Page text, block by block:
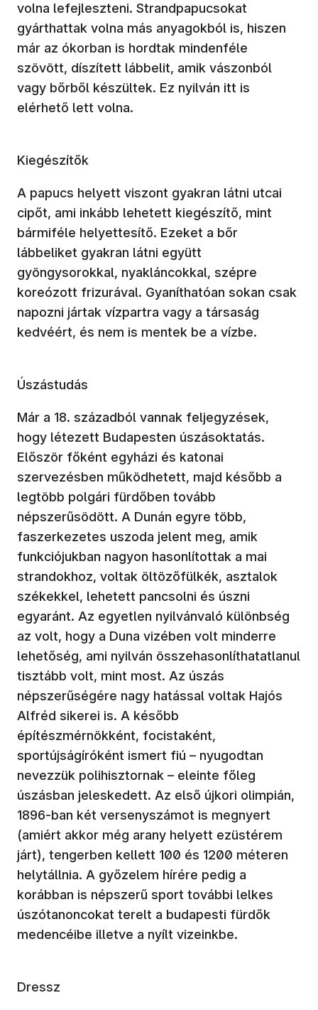
volna lefejleszteni. Strandpapucsokat
gyárthattak volna más anyagokból is, hiszen
már az ókorban is hordtak mindenféle
szövött, díszített lábbelit, amik vászonból
vagy bőrből készültek. Ez nyilván itt is
elérhető lett volna.
Kiegészítők
A papucs helyett viszont gyakran látni utcai
cipőt, ami inkább lehetett kiegészítő, mint
bármiféle helyettesítő. Ezeket a bőr
lábbeliket gyakran látni együtt
gyöngysorokkal, nyakláncokkal, szépre
koreózott frizurával. Gyaníthatóan sokan csak
napozni jártak vízpartra vagy a társaság
kedvéért, és nem is mentek be a vízbe.
Úszástudás
Már a 18. századból vannak feljegyzések,
hogy létezett Budapesten úszásoktatás.
Először főként egyházi és katonai
szervezésben működhetett, majd később a
legtöbb polgári fürdőben tovább
népszerűsödött. A Dunán egyre több,
faszerkezetes uszoda jelent meg, amik
funkciójukban nagyon hasonlítottak a mai
strandokhoz, voltak öltözőfülkék, asztalok
székekkel, lehetett pancsolni és úszni
egyaránt. Az egyetlen nyilvánvaló különbség
az volt, hogy a Duna vizében volt minderre
lehetőség, ami nyilván összehasonlíthatatlanul
tisztább volt, mint most. Az úszás
népszerűségére nagy hatással voltak Hajós
Alfréd sikerei is. A később
építészmérnökként, focistaként,
sportújságíróként ismert fiú – nyugodtan
nevezzük polihisztornak – eleinte főleg
úszásban jeleskedett. Az első újkori olimpián,
1896-ban két versenyszámot is megnyert
(amiért akkor még arany helyett ezüstérem
járt), tengerben kellett 100 és 1200 méteren
helytállnia. A győzelem hírére pedig a
korábban is népszerű sport további lelkes
úszótanoncokat terelt a budapesti fürdők
medencéibe illetve a nyílt vizeinkbe.
Dressz